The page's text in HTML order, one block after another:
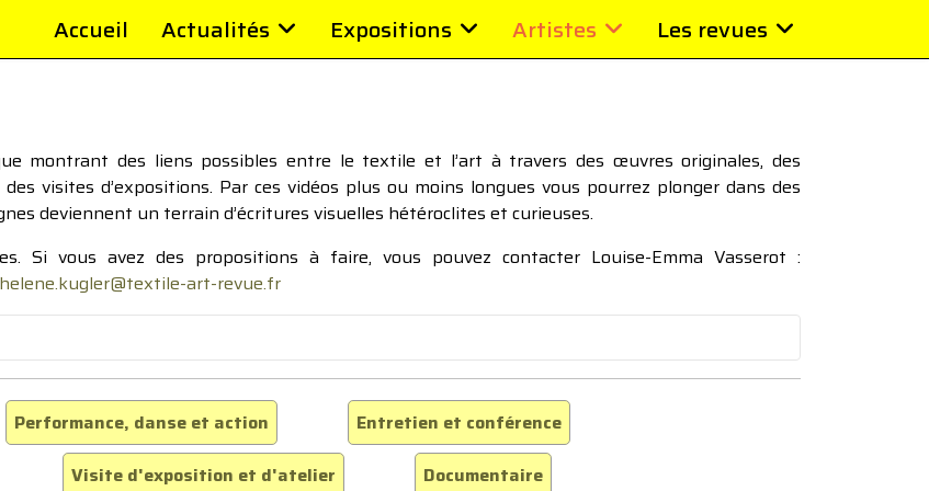
Accueil Actualités Expositions Artistes Les revues
montrant des liens possibles entre le textile et l’art à travers des œuvres originales, des
visites d’expositions. Par ces vidéos plus ou moins longues vous pourrez plonger dans des
deviennent un terrain d’écritures visuelles hétéroclites et curieuses.
Si vous avez des propositions à faire, vous pouvez contacter Louise-Emma Vasserot :
helene.kugler@textile-art-revue.fr
Performance, danse et action
Entretien et conférence
Visite d'exposition et d'atelier Documentaire